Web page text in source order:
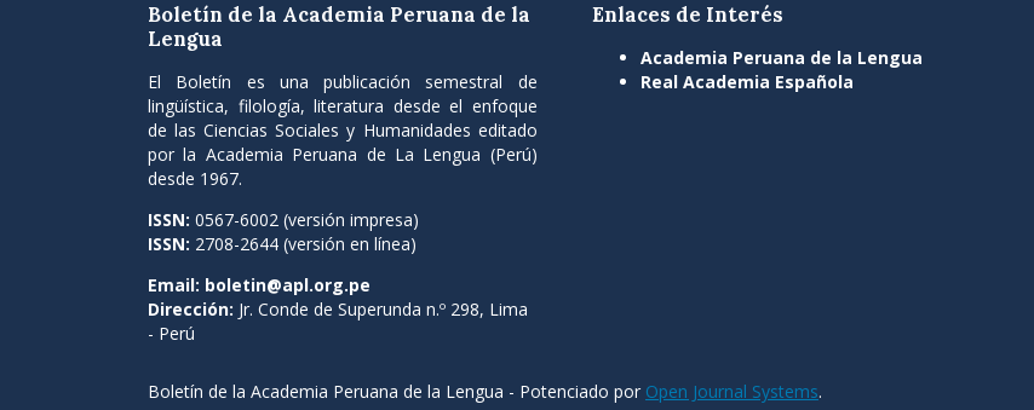
Boletín de la Academia Peruana de la
Lengua
El Boletín es una publicación semestral de
lingüística, filología, literatura desde el enfoque
de las Ciencias Sociales y Humanidades editado
por la Academia Peruana de La Lengua (Perú)
desde 1967.
ISSN: 0567-6002 (versión impresa)
ISSN: 2708-2644 (versión en línea)
Email: boletin@apl.org.pe
Dirección: Jr. Conde de Superunda n.º 298, Lima
- Perú
Enlaces de Interés
Academia Peruana de la Lengua
Real Academia Española
Boletín de la Academia Peruana de la Lengua - Potenciado por Open Journal Systems.